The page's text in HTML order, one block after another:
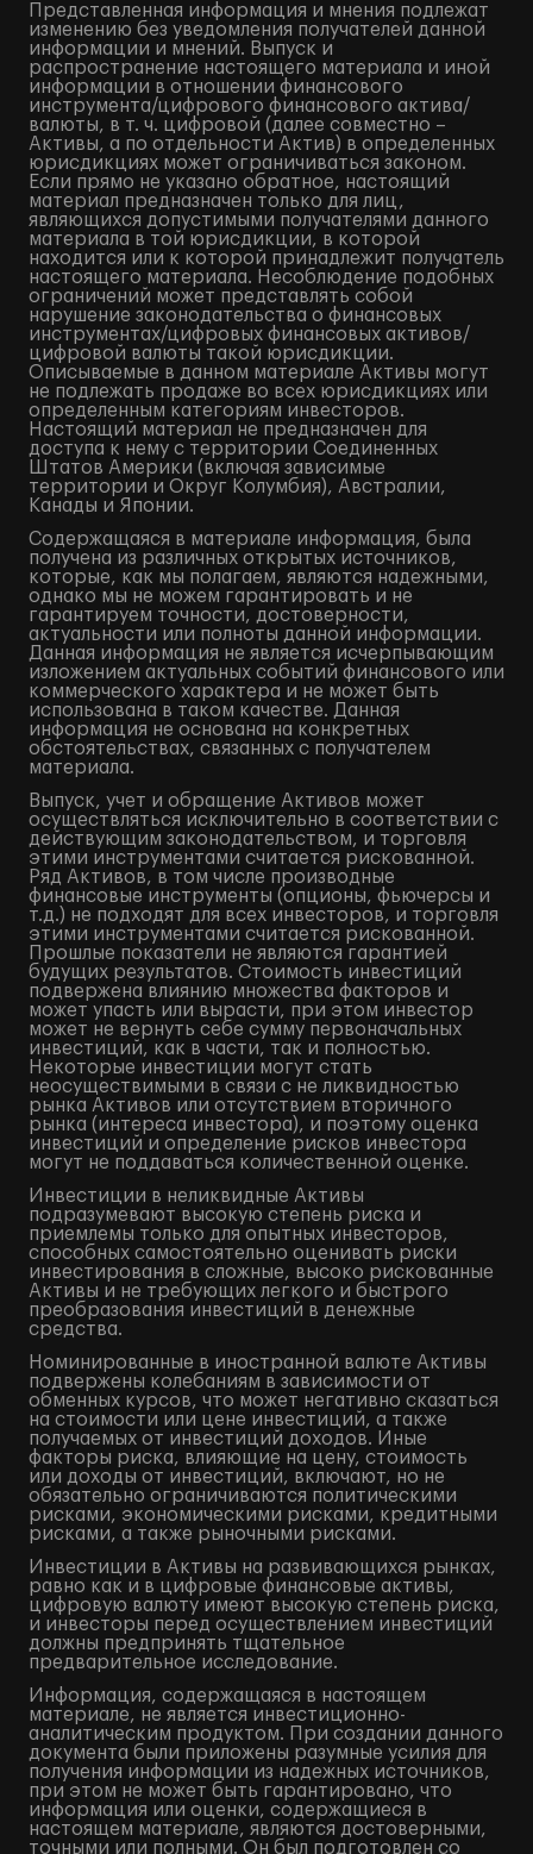
Представленная информация и мнения подлежат
изменению без уведомления получателей данной
информации и мнений. Выпуск и
распространение настоящего материала и иной
информации в отношении финансового
инструмента/цифрового финансового актива/
валюты, в т. ч. цифровой (далее совместно –
Активы, а по отдельности Актив) в определенных
юрисдикциях может ограничиваться законом.
Если прямо не указано обратное, настоящий
материал предназначен только для лиц,
являющихся допустимыми получателями данного
материала в той юрисдикции, в которой
находится или к которой принадлежит получатель
настоящего материала. Несоблюдение подобных
ограничений может представлять собой
нарушение законодательства о финансовых
инструментах/цифровых финансовых активов/
цифровой валюты такой юрисдикции.
Описываемые в данном материале Активы могут
не подлежать продаже во всех юрисдикциях или
определенным категориям инвесторов.
Настоящий материал не предназначен для
доступа к нему с территории Соединенных
Штатов Америки (включая зависимые
территории и Округ Колумбия), Австралии,
Канады и Японии.
Содержащаяся в материале информация, была
получена из различных открытых источников,
которые, как мы полагаем, являются надежными,
однако мы не можем гарантировать и не
гарантируем точности, достоверности,
актуальности или полноты данной информации.
Данная информация не является исчерпывающим
изложением актуальных событий финансового или
коммерческого характера и не может быть
использована в таком качестве. Данная
информация не основана на конкретных
обстоятельствах, связанных с получателем
материала.
Выпуск, учет и обращение Активов может
осуществляться исключительно в соответствии с
действующим законодательством, и торговля
этими инструментами считается рискованной.
Ряд Активов, в том числе производные
финансовые инструменты (опционы, фьючерсы и
т.д.) не подходят для всех инвесторов, и торговля
этими инструментами считается рискованной.
Прошлые показатели не являются гарантией
будущих результатов. Стоимость инвестиций
подвержена влиянию множества факторов и
может упасть или вырасти, при этом инвестор
может не вернуть себе сумму первоначальных
инвестиций, как в части, так и полностью.
Некоторые инвестиции могут стать
неосуществимыми в связи с не ликвидностью
рынка Активов или отсутствием вторичного
рынка (интереса инвестора), и поэтому оценка
инвестиций и определение рисков инвестора
могут не поддаваться количественной оценке.
Инвестиции в неликвидные Активы
подразумевают высокую степень риска и
приемлемы только для опытных инвесторов,
способных самостоятельно оценивать риски
инвестирования в сложные, высоко рискованные
Активы и не требующих легкого и быстрого
преобразования инвестиций в денежные
средства.
Номинированные в иностранной валюте Активы
подвержены колебаниям в зависимости от
обменных курсов, что может негативно сказаться
на стоимости или цене инвестиций, а также
получаемых от инвестиций доходов. Иные
факторы риска, влияющие на цену, стоимость
или доходы от инвестиций, включают, но не
обязательно ограничиваются политическими
рисками, экономическими рисками, кредитными
рисками, а также рыночными рисками.
Инвестиции в Активы на развивающихся рынках,
равно как и в цифровые финансовые активы,
цифровую валюту имеют высокую степень риска,
и инвесторы перед осуществлением инвестиций
должны предпринять тщательное
предварительное исследование.
Информация, содержащаяся в настоящем
материале, не является инвестиционно-
аналитическим продуктом. При создании данного
документа были приложены разумные усилия для
получения информации из надежных источников,
при этом не может быть гарантировано, что
информация или оценки, содержащиеся в
настоящем материале, являются достоверными,
точными или полными. Он был подготовлен со